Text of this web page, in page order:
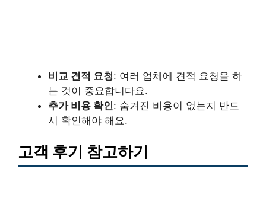
비교 견적 요청: 여러 업체에 견적 요청을 하
는 것이 중요합니다요.
추가 비용 확인: 숨겨진 비용이 없는지 반드
시 확인해야 해요.
고객 후기 참고하기